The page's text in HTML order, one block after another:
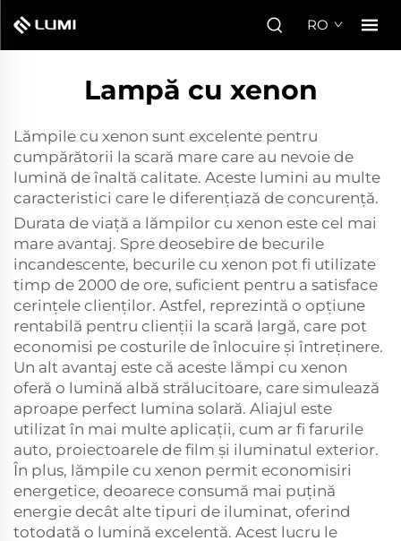
RO
Lampă cu xenon
Lămpile cu xenon sunt excelente pentru
cumpărătorii la scară mare care au nevoie de
lumină de înaltă calitate. Aceste lumini au multe
caracteristici care le diferențiază de concurență.
Durata de viață a lămpilor cu xenon este cel mai
mare avantaj. Spre deosebire de becurile
incandescente, becurile cu xenon pot fi utilizate
timp de 2000 de ore, suficient pentru a satisface
cerințele clienților. Astfel, reprezintă o opțiune
rentabilă pentru clienții la scară largă, care pot
economisi pe costurile de înlocuire și întreținere.
Un alt avantaj este că aceste lămpi cu xenon
oferă o lumină albă strălucitoare, care simulează
aproape perfect lumina solară. Aliajul este
utilizat în mai multe aplicații, cum ar fi farurile
auto, proiectoarele de film și iluminatul exterior.
În plus, lămpile cu xenon permit economisiri
energetice, deoarece consumă mai puțină
energie decât alte tipuri de iluminat, oferind
totodată o lumină excelentă. Acest lucru le